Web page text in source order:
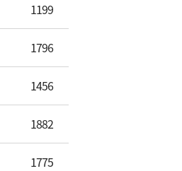
1199
1796
1456
1882
1775